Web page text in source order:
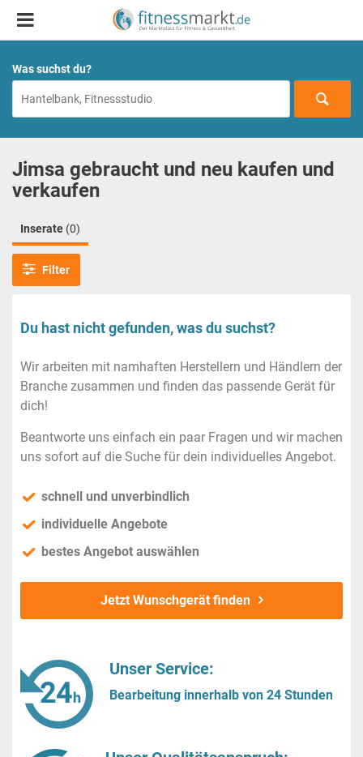
Was suchst du?
Jimsa gebraucht und neu kaufen und
verkaufen
Inserate (0)
Filter
Du hast nicht gefunden, was du suchst?
Wir arbeiten mit namhaften Herstellern und Händlern der
Branche zusammen und finden das passende Gerät für
dich!
Beantworte uns einfach ein paar Fragen und wir machen
uns sofort auf die Suche für dein individuelles Angebot.
schnell und unverbindlich
individuelle Angebote
bestes Angebot auswählen
Jetzt Wunschgerät finden
Unser Service:
Bearbeitung innerhalb von 24 Stunden